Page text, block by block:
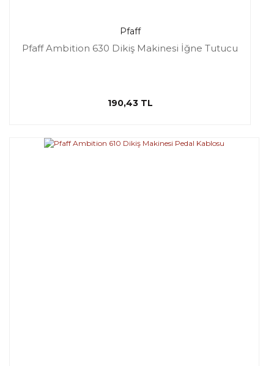
Pfaff
Pfaff Ambition 630 Dikiş Makinesi İğne Tutucu
190,43 TL